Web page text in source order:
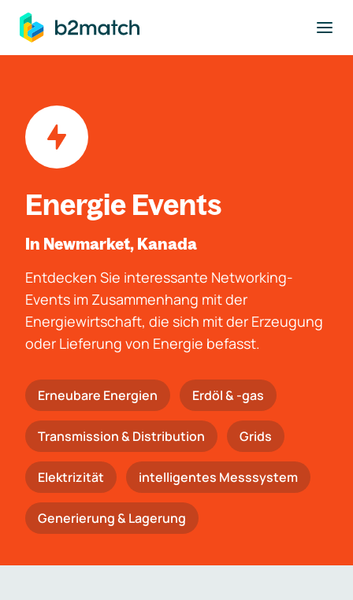
springen
Energie Events
In Newmarket, Kanada
Entdecken Sie interessante Networking-
Events im Zusammenhang mit der
Energiewirtschaft, die sich mit der Erzeugung
oder Lieferung von Energie befasst.
Erneubare Energien Erdöl & -gas
Trans­mis­si­on & Distribution Grids
Elektrizität intelligentes Messsystem
Generierung & Lagerung